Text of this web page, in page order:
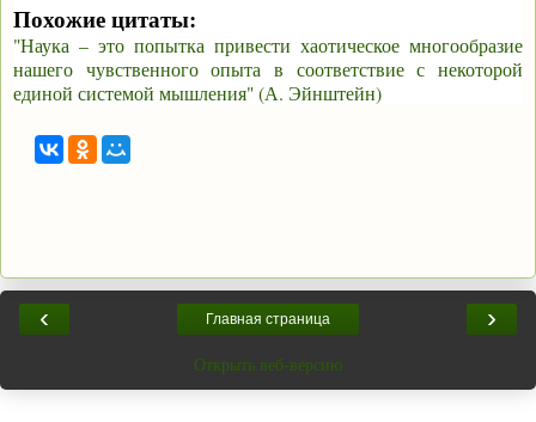
Похожие цитаты:
"Наука – это попытка привести хаотическое многообразие
нашего чувственного опыта в соответствие с некоторой
единой системой мышления" (А. Эйнштейн)
‹ ›
Главная страница
Открыть веб-версию